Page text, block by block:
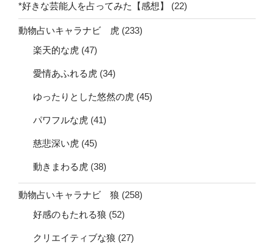
*好きな芸能人を占ってみた【感想】 (22)
動物占いキャラナビ 虎 (233)
楽天的な虎 (47)
愛情あふれる虎 (34)
ゆったりとした悠然の虎 (45)
パワフルな虎 (41)
慈悲深い虎 (45)
動きまわる虎 (38)
動物占いキャラナビ 狼 (258)
好感のもたれる狼 (52)
クリエイティブな狼 (27)